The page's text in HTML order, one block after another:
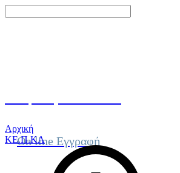
On line Εγγραφή
Αρχική
ΚΕ.Π.ΚΑ